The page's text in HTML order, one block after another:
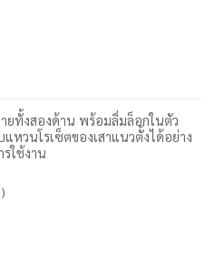
ทั้งสองด้าน พร้อมลิ่มล็อกในตัว
หวนโรเซ็ตของเสาแนวตั้งได้อย่าง
ใช้งาน